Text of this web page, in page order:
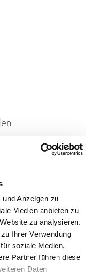
Anzeigen zu
Medien anbieten zu
zu analysieren.
Ihrer Verwendung
soziale Medien,
Partner führen diese
Daten
Fachanwalt für